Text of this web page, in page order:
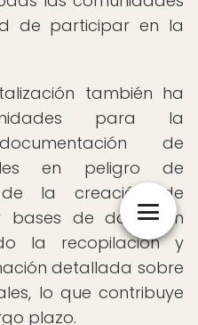
de participar en la
también ha
para la
de
en peligro de
de la creación de
bases de datos en
la recopilación y
detallada sobre
lo que contribuye
plazo.